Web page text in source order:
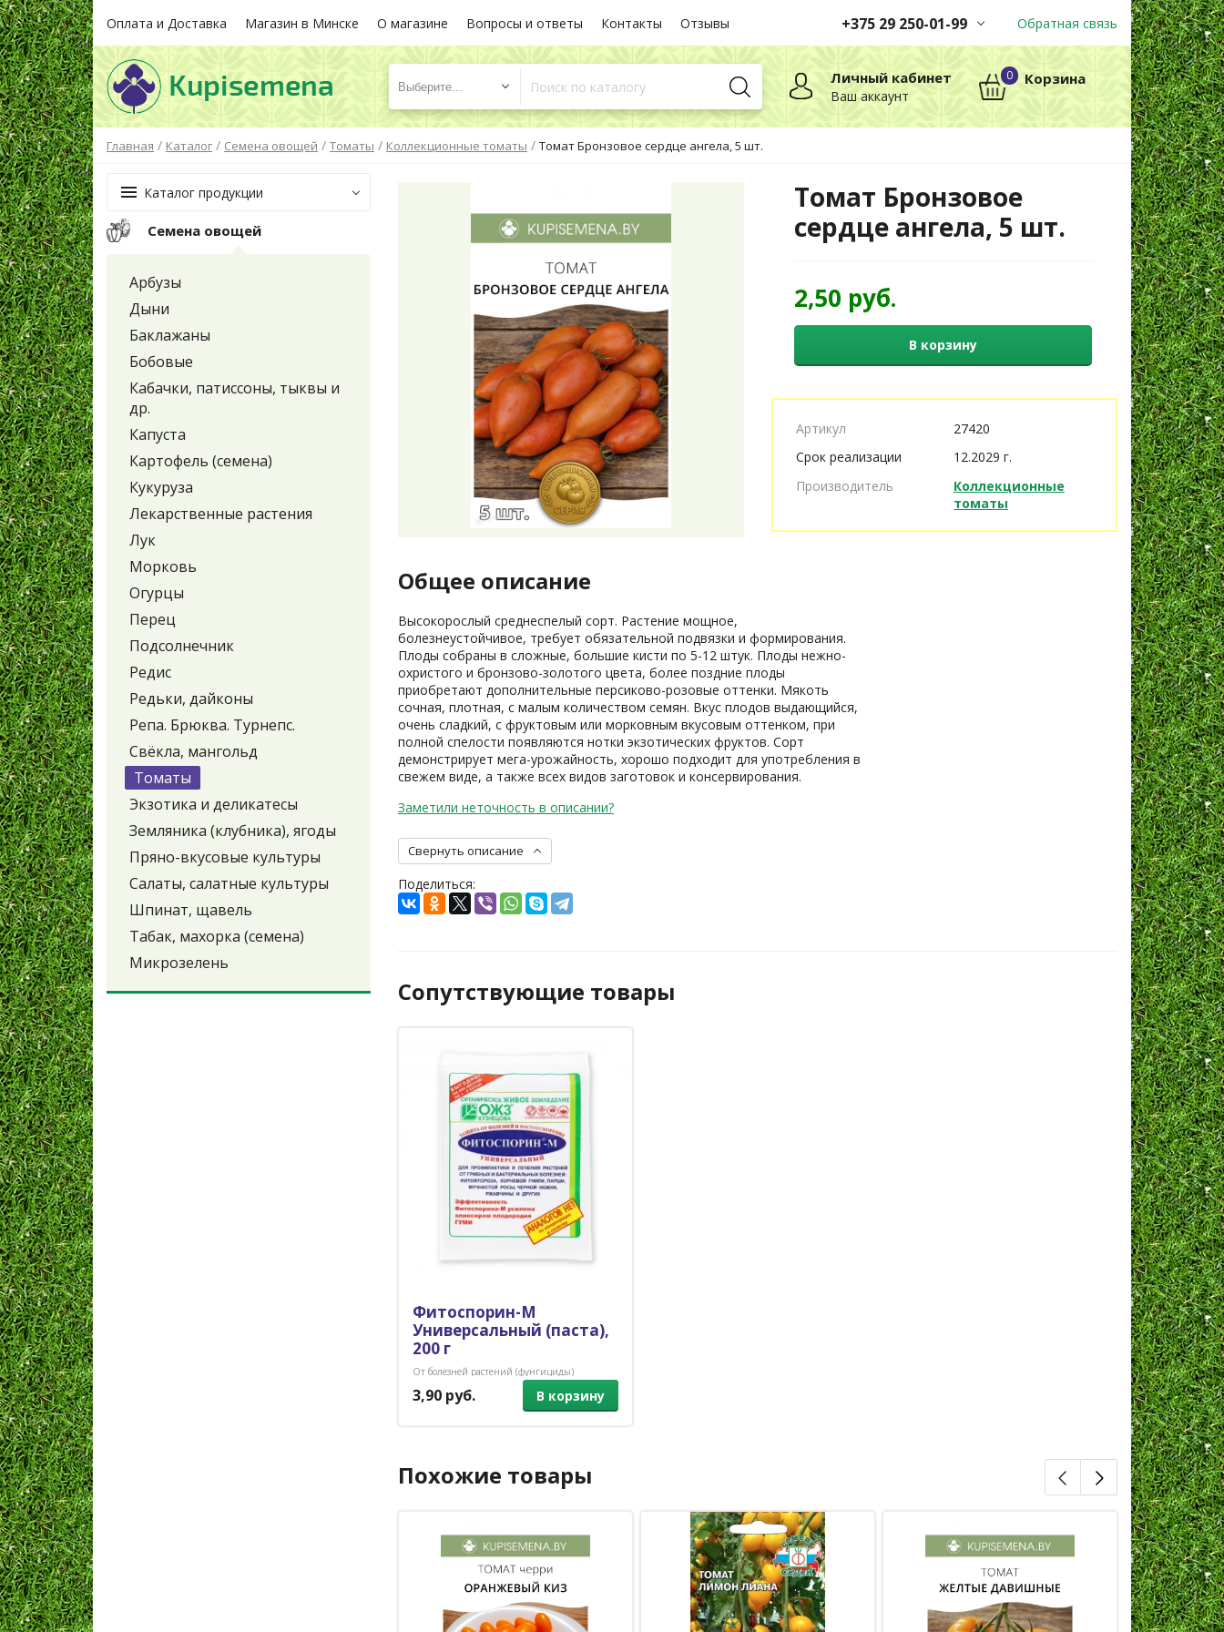
Оплата и Доставка Магазин в Минске О магазине Вопросы и ответы Контакты Отзывы +375 29 250-01-99
автоматически через корзину
круглосуточно без выходных
Обратная связь
Выберите... Личный кабинет
Ваш аккаунт
0 Корзина
Главная / Каталог / Семена овощей / Томаты / Коллекционные томаты / Томат Бронзовое сердце ангела, 5 шт.
Каталог продукции
Семена овощей
Арбузы
Дыни
Баклажаны
Бобовые
Кабачки, патиссоны, тыквы и
др.
Капуста
Картофель (семена)
Кукуруза
Лекарственные растения
Лук
Морковь
Огурцы
Перец
Подсолнечник
Редис
Редьки, дайконы
Репа. Брюква. Турнепс.
Свёкла, мангольд
Томаты
Экзотика и деликатесы
Земляника (клубника), ягоды
Пряно-вкусовые культуры
Салаты, салатные культуры
Шпинат, щавель
Табак, махорка (семена)
Микрозелень
Томат Бронзовое
сердце ангела, 5 шт.
2,50 руб.
В корзину
Артикул
27420
Срок реализации
12.2029 г.
Производитель
Коллекционные
томаты
Общее описание
Высокорослый среднеспелый сорт. Растение мощное,
болезнеустойчивое, требует обязательной подвязки и формирования.
Плоды собраны в сложные, большие кисти по 5-12 штук. Плоды нежно-
охристого и бронзово-золотого цвета, более поздние плоды
приобретают дополнительные персиково-розовые оттенки. Мякоть
сочная, плотная, с малым количеством семян. Вкус плодов выдающийся,
очень сладкий, с фруктовым или морковным вкусовым оттенком, при
полной спелости появляются нотки экзотических фруктов. Сорт
демонстрирует мега-урожайность, хорошо подходит для употребления в
свежем виде, а также всех видов заготовок и консервирования.
Заметили неточность в описании?
Свернуть описание
Поделиться:
Сопутствующие товары
Фитоспорин-М
Универсальный (паста),
200 г
От болезней растений (фунгициды)
3,90 руб. В корзину
Похожие товары